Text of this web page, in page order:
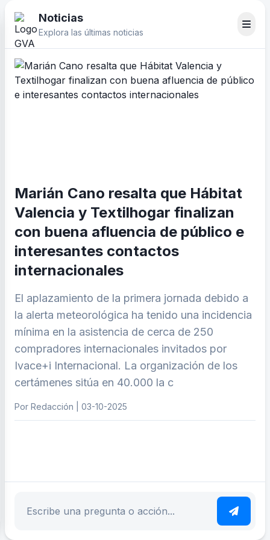
Noticias
Explora las últimas noticias
Marián Cano resalta que Hábitat
Valencia y Textilhogar finalizan
con buena afluencia de público e
interesantes contactos
internacionales
El aplazamiento de la primera jornada debido a
la alerta meteorológica ha tenido una incidencia
mínima en la asistencia de cerca de 250
compradores internacionales invitados por
Ivace+i Internacional. La organización de los
certámenes sitúa en 40.000 la c
Por Redacción | 03-10-2025
Escribe tu pregunta